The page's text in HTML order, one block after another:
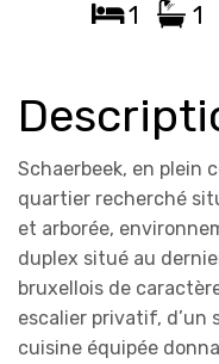
1 1
Schaerbeek, en plein
quartier recherché
et arborée,
duplex situé au
bruxellois de
escalier privatif, d’un
cuisine équipée